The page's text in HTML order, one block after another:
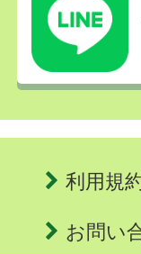
利用規
お問い